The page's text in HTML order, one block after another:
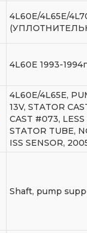
4L60E/4L65E/
4L60E 1993-1994г
4L60E/4L65E,
13V, STATOR
CAST #073,
STATOR TUBE,
ISS SENSOR,
Shaft, pump